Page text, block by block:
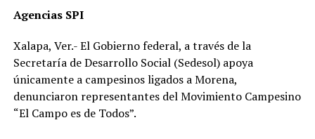
Agencias SPI
Xalapa, Ver.- El Gobierno federal, a través de la
Secretaría de Desarrollo Social (Sedesol) apoya
únicamente a campesinos ligados a Morena,
denunciaron representantes del Movimiento Campesino
“El Campo es de Todos”.